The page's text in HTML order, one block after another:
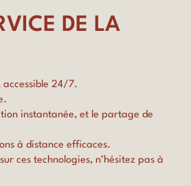
DE LA
accessible 24/7.
instantanée, et le partage de
à distance efficaces.
ces technologies, n’hésitez pas à